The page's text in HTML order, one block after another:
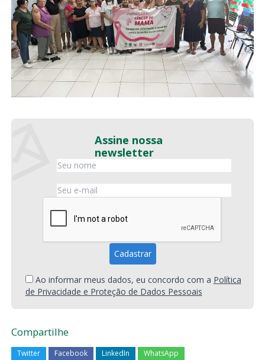
Assine nossa
newsletter
Ao informar meus dados, eu concordo com a Política
de Privacidade e Proteção de Dados Pessoais
Compartilhe
Twitter Facebook LinkedIn WhatsApp